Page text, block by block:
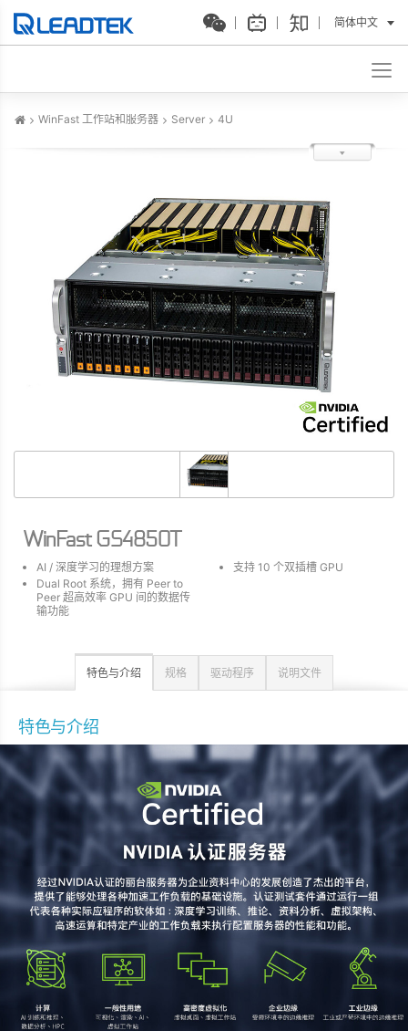
简体中文
WinFast 工作站和服务器 Server 4U
WinFast GS4850T
AI / 深度学习的理想方案
支持 10 个双插槽 GPU
Dual Root 系统，拥有 Peer to
Peer 超高效率 GPU 间的数据传
输功能
特色与介绍 规格 驱动程序 说明文件
特色与介绍